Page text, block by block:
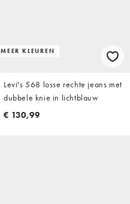
MEER KLEUREN
Levi's 568 losse rechte jeans met
dubbele knie in lichtblauw
€ 130,99